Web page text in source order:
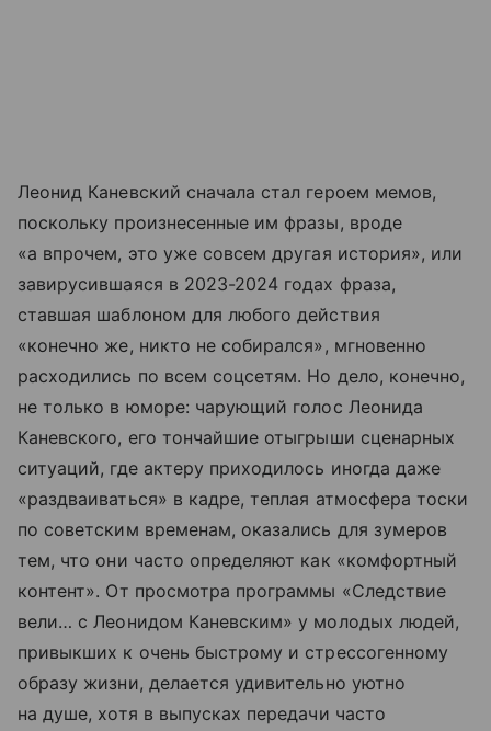
Леонид Каневский сначала стал героем мемов,
поскольку произнесенные им фразы, вроде
«а впрочем, это уже совсем другая история», или
завирусившаяся в 2023-2024 годах фраза,
ставшая шаблоном для любого действия
«конечно же, никто не собирался», мгновенно
расходились по всем соцсетям. Но дело, конечно,
не только в юморе: чарующий голос Леонида
Каневского, его тончайшие отыгрыши сценарных
ситуаций, где актеру приходилось иногда даже
«раздваиваться» в кадре, теплая атмосфера тоски
по советским временам, оказались для зумеров
тем, что они часто определяют как «комфортный
контент». От просмотра программы «Следствие
вели… с Леонидом Каневским» у молодых людей,
привыкших к очень быстрому и стрессогенному
образу жизни, делается удивительно уютно
на душе, хотя в выпусках передачи часто